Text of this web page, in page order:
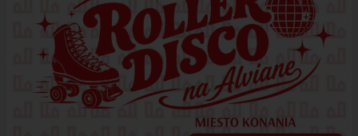
ÚRAD
STAROSTA
ZÁSTUPKYŇA STAROSTU
POSLANCI